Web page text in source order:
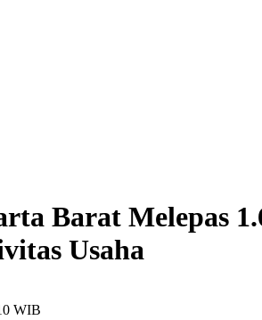
Barat Melepas
Usaha
WIB